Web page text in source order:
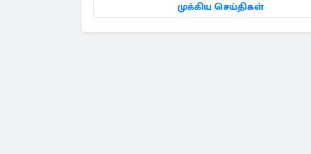
முக்கிய செய்திகள்